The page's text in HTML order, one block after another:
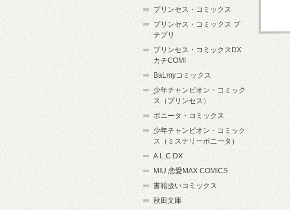
プリンセス・コミックス
プリンセス・コミックス プ
チプリ
プリンセス・コミックスDX
カチCOMI
BaLmyコミックス
少年チャンピオン・コミック
ス（プリンセス）
ボニータ・コミックス
少年チャンピオン・コミック
ス（ミステリーボニータ）
A.L.C.DX
MIU 恋愛MAX COMICS
書籍扱いコミックス
秋田文庫